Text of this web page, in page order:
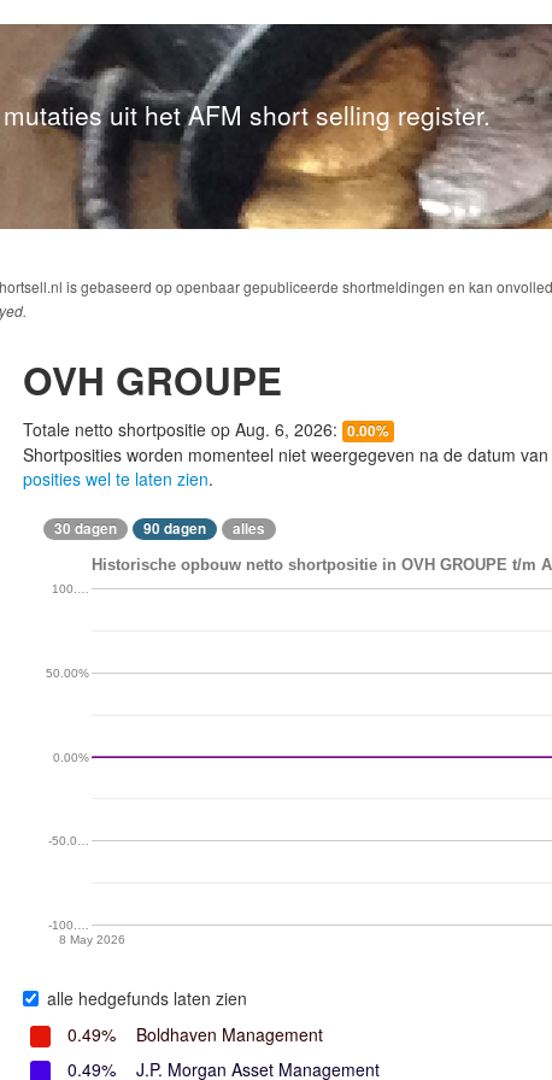
uit het AFM short selling register.
is gebaseerd op openbaar gepubliceerde shortmeldingen en kan
OVH GROUPE
Totale netto shortpositie op Aug. 6, 2026: 0.00%
Shortposities worden momenteel niet weergegeven na de datum
posities wel te laten zien.
30 dagen 90 dagen alles
Historische opbouw netto shortpositie in OVH GROUPE t/m
8 May 2026
-100.…
-50.0…
0.00%
50.00%
100.…
alle hedgefunds laten zien
0.49%
Boldhaven Management
0.49%
J.P. Morgan Asset Management